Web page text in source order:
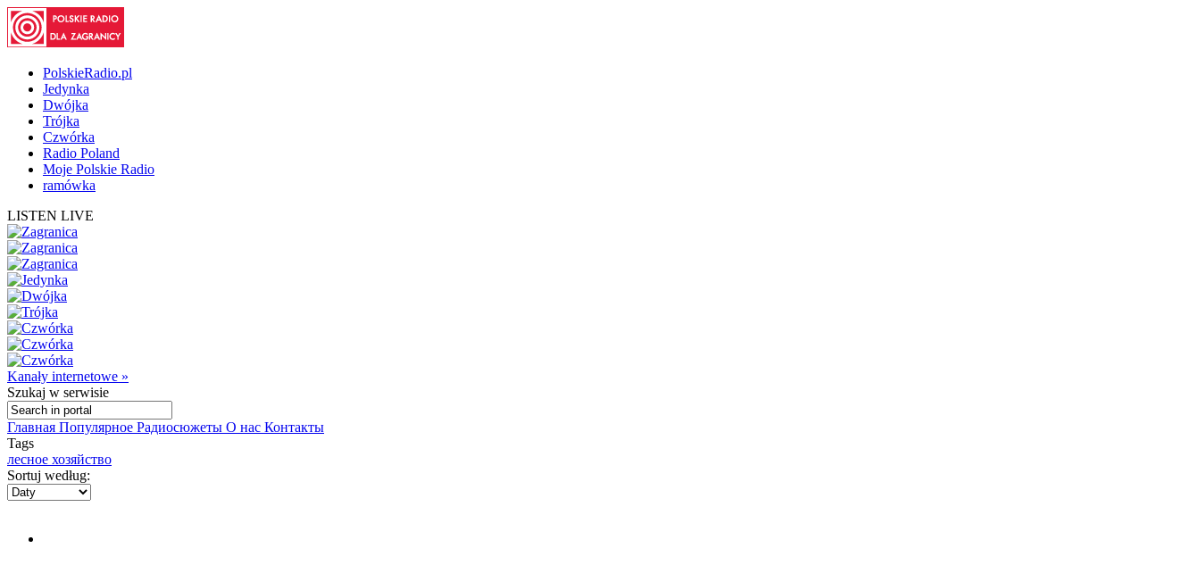
PolskieRadio.pl
Jedynka
Dwójka
Trójka
Czwórka
Radio Poland
Moje Polskie Radio
ramówka
LISTEN LIVE
Kanały internetowe »
Szukaj w serwisie
Главная Популярное Радиосюжеты О нас Контакты
Tags
лесное хозяйство
Sortuj według: